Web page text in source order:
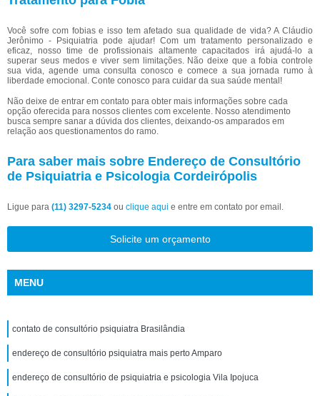
Você sofre com fobias e isso tem afetado sua qualidade de vida? A Cláudio
Jerônimo - Psiquiatria pode ajudar! Com um tratamento personalizado e
eficaz, nosso time de profissionais altamente capacitados irá ajudá-lo a
superar seus medos e viver sem limitações. Não deixe que a fobia controle
sua vida, agende uma consulta conosco e comece a sua jornada rumo à
liberdade emocional. Conte conosco para cuidar da sua saúde mental!
Não deixe de entrar em contato para obter mais informações sobre cada
opção oferecida para nossos clientes com excelente. Nosso atendimento
busca sempre sanar a dúvida dos clientes, deixando-os amparados em
relação aos questionamentos do ramo.
Para saber mais sobre Endereço de Consultório
de Psiquiatria e Psicologia Cordeirópolis
Ligue para (11) 3297-5234 ou clique aqui e entre em contato por email.
Solicite um orçamento
MENU
contato de consultório psiquiatra Brasilândia
endereço de consultório psiquiatra mais perto Amparo
endereço de consultório de psiquiatria e psicologia Vila Ipojuca